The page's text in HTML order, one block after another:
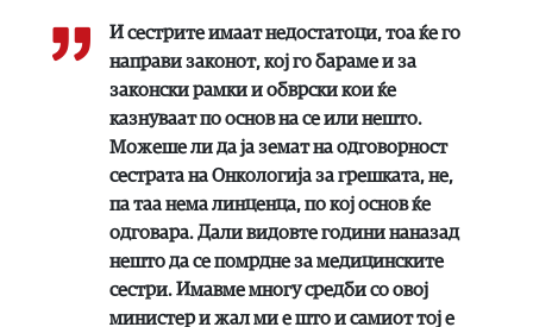
И сестрите имаат недостатоци, тоа ќе го
направи законот, кој го бараме и за
законски рамки и обврски кои ќе
казнуваат по основ на се или нешто.
Можеше ли да ја земат на одговорност
сестрата на Онкологија за грешката, не,
па таа нема линценца, по кој основ ќе
одговара. Дали видовте години наназад
нешто да се помрдне за медицинските
сестри. Имавме многу средби со овој
министер и жал ми е што и самиот тој е